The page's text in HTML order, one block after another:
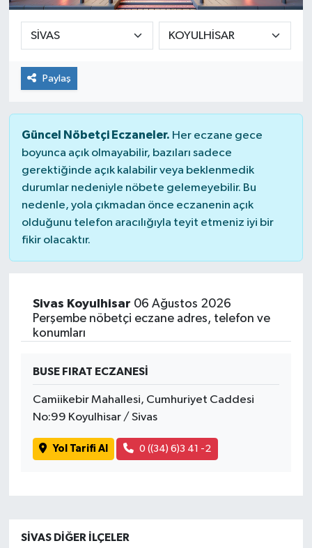
Paylaş
Güncel Nöbetçi Eczaneler. Her eczane gece
boyunca açık olmayabilir, bazıları sadece
gerektiğinde açık kalabilir veya beklenmedik
durumlar nedeniyle nöbete gelemeyebilir. Bu
nedenle, yola çıkmadan önce eczanenin açık
olduğunu telefon aracılığıyla teyit etmeniz iyi bir
fikir olacaktır.
Sivas Koyulhisar 06 Ağustos 2026
Perşembe nöbetçi eczane adres, telefon ve
konumları
BUSE FIRAT ECZANESİ
Camiikebir Mahallesi, Cumhuriyet Caddesi
No:99 Koyulhisar / Sivas
Yol Tarifi Al 0 ((34) 6)3 41 -2
SIVAS DIĞER İLÇELER